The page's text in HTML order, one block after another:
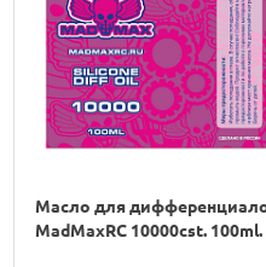
Масло для
MadMaxRC 10000cst. 100ml.